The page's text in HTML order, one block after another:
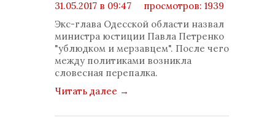
31.05.2017 в 09:47
просмотров: 1939
комментариев: 0
Экс-глава Одесской области назвал
министра юстиции Павла Петренко
"ублюдком и мерзавцем". После чего
между политиками возникла
словесная перепалка.
Читать далее →